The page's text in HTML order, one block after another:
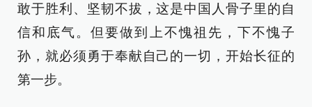
敢于胜利、坚韧不拔，这是中国人骨子里的自
信和底气。但要做到上不愧祖先，下不愧子
孙，就必须勇于奉献自己的一切，开始长征的
第一步。